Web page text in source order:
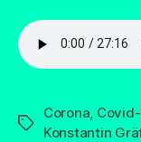
Schlagwörter
Corona
Konstantin